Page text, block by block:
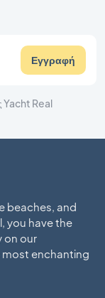
Εγγραφή
Yacht Real
beaches, and
you have the
on our
enchanting